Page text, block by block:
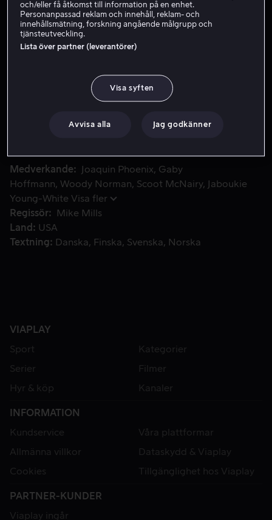
Köp 99 kr
Se trailer
När radiojournalisten Johnny tvingas ta hand om sin
När radiojournalisten Johnny tvingas ta hand om sin
affärsresa. Under resan lär sig Johnny mycket om ansvar,
Medverkande Joaquin Phoenix
Gaby
Hoffmann Woody Norman Scoot McNairy
Jaboukie
Young-White Visa fler
Regissör
Mike Mills
Land
USA
Textning
Danska Finska Svenska Norska
VIAPLAY
Sport
Kategorier
Serier
Filmer
Hyr & köp
Kanaler
INFORMATION
Kundservice
Våra plattformar
Allmänna villkor
Dataskydd & Viaplay
Cookies
Tillgänglighet hos Viaplay
PARTNER-KUNDER
Viaplay ingår
och/eller få åtkomst till information på en enhet.
Personanpassad reklam och innehåll, reklam- och
innehållsmätning, forskning angående målgrupp och
tjänsteutveckling.
Lista över partner (leverantörer)
Visa syften
Avvisa alla Jag godkänner